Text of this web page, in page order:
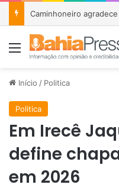
Menu
Início / Politica
Politica
Em Irecê
define
em 2026